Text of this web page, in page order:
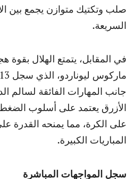
صلب وتكتيك متوازن يجمع بين
السريعة.
في المقابل، يتمتع الهلال بقوة
جانب المهارات الفائقة لسالم
الأزرق يعتمد على أسلوب الضغط
على الكرة، مما يمنحه القدرة
المباريات الكبيرة.
سجل المواجهات المباشرة